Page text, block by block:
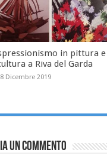
in pittura e
a Riva del Garda
8 Dicembre 2019
un commento